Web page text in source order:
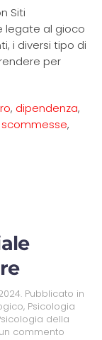
Siti
legate al gioco
i diversi tipo di
per
, dipendenza,
scommesse,
. Pubblicato in
, Psicologia
della
commento